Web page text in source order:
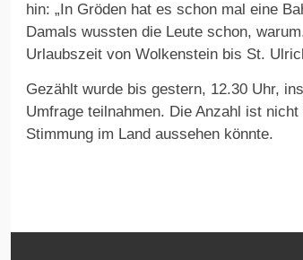
hin: „In Gröden hat es schon mal eine
Damals wussten die Leute schon,
Urlaubszeit von Wolkenstein bis St.
Gezählt wurde bis gestern, 12.30 Uhr,
Umfrage teilnahmen. Die Anzahl ist
Stimmung im Land aussehen könnte.